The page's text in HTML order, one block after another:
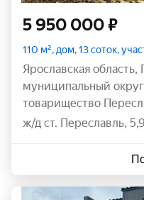
5 950 000 ₽
110 м², дом, 13 соток,
Ярославская область,
муниципальный округ
товарищество
ж/д ст. Переславль,